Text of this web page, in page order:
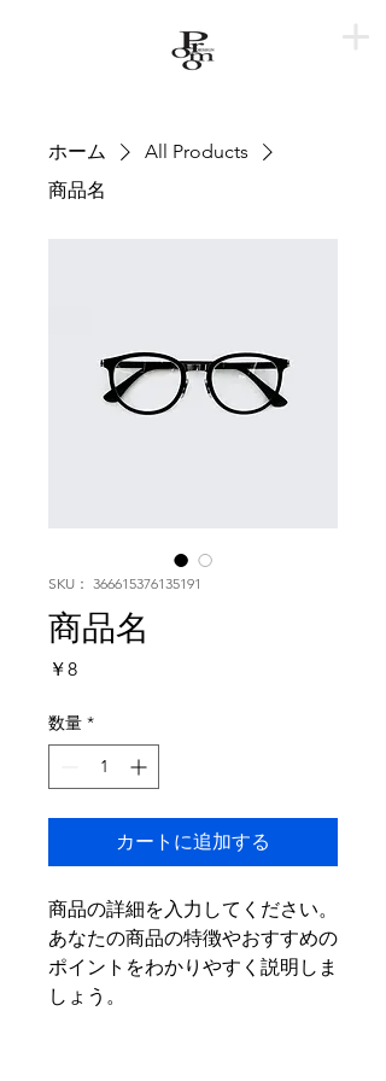
ホーム
All Products
商品名
SKU： 366615376135191
商品名
￥8価
数量 *
カートに追加する
商品の詳細を入力してください。
あなたの商品の特徴やおすすめの
ポイントをわかりやすく説明しま
しょう。